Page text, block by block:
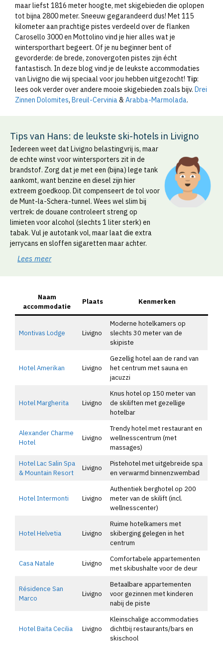
maar liefst 1816 meter hoogte, met skigebieden die oplopen
tot bijna 2800 meter. Sneeuw gegarandeerd dus! Met 115
kilometer aan prachtige pistes verdeeld over de flanken
Carosello 3000 en Mottolino vind je hier alles wat je
wintersporthart begeert. Of je nu beginner bent of
gevorderde: de brede, zonovergoten pistes zijn écht
fantastisch. In deze blog vind je de leukste accommodaties
van Livigno die wij speciaal voor jou hebben uitgezocht! Tip:
lees ook verder over andere mooie skigebieden zoals bijv. Drei
Zinnen Dolomites, Breuil-Cervinia& Arabba-Marmolada.
Tips van Hans: de leukste ski-hotels in Livigno
Iedereen weet dat Livigno belastingvrij is, maar
de echte winst voor wintersporters zit in de
brandstof. Zorg dat je met een (bijna) lege tank
aankomt, want benzine en diesel zijn hier
extreem goedkoop. Dit compenseert de tol voor
de Munt-la-Schera-tunnel. Wees wel slim bij
vertrek: de douane controleert streng op
limieten voor alcohol (slechts 1 liter sterk) en
tabak. Vul je autotank vol, maar laat die extra
jerrycans en sloffen sigaretten maar achter.
Lees meer
Naam
accommodatie
Plaats Kenmerken
Montivas Lodge Livigno
Moderne hotelkamers op
slechts 30 meter van de
skipiste
Hotel Amerikan Livigno
Gezellig hotel aan de rand van
het centrum met sauna en
jacuzzi
Hotel Margherita Livigno
Knus hotel op 150 meter van
de skiliften met gezellige
hotelbar
Alexander Charme
Hotel
Livigno
Trendy hotel met restaurant en
wellnesscentrum (met
massages)
Hotel Lac Salin Spa
& Mountain Resort
Livigno
Pistehotel met uitgebreide spa
en verwarmd binnenzwembad
Hotel Intermonti Livigno
Authentiek berghotel op 200
meter van de skilift (incl.
wellnesscenter)
Hotel Helvetia Livigno
Ruime hotelkamers met
skiberging gelegen in het
centrum
Casa Natale Livigno
Comfortabele appartementen
met skibushalte voor de deur
Résidence San
Marco
Livigno
Betaalbare appartementen
voor gezinnen met kinderen
nabij de piste
Hotel Baita Cecilia Livigno
Kleinschalige accommodaties
dichtbij restaurants/bars en
skischool